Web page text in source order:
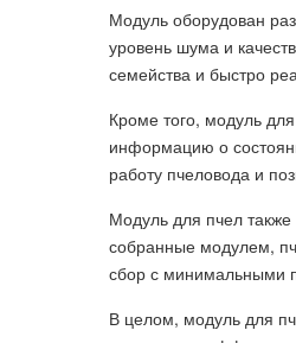
Модуль оборудован
уровень шума и
семейства и быстро
Кроме того, модуль
информацию о
работу пчеловода и
Модуль для пчел
собранные модулем,
сбор с минимальными
В целом, модуль для